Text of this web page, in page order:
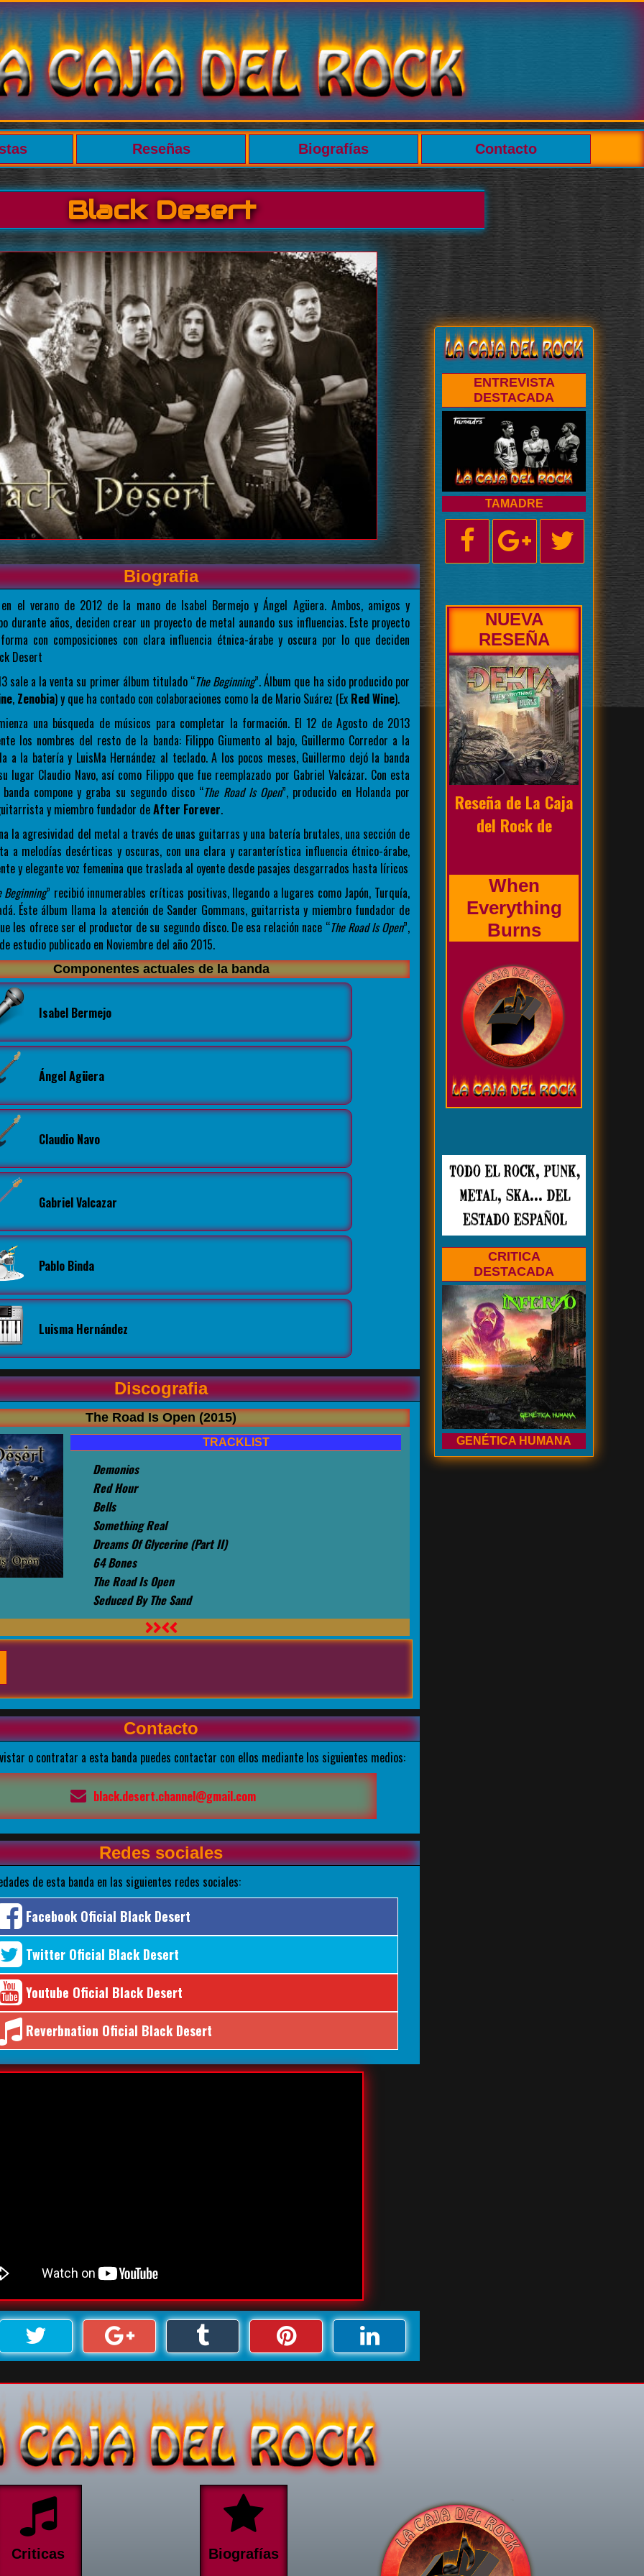
Reseñas Biografías Contacto
ENTREVISTA
DESTACADA
TAMADRE
NUEVA
BIOGRAFÍA
Biografía de la
banda
Prholapsus
CRITICA
DESTACADA
GENÉTICA HUMANA
Black Desert
Biografia
el verano de 2012 de la mano de Isabel Bermejo y Ángel Agüera. Ambos, amigos y
durante años, deciden crear un proyecto de metal aunando sus influencias. Este proyecto
con composiciones con clara influencia étnica-árabe y oscura por lo que deciden
Desert
sale a la venta su primer álbum titulado “The Beginning”. Álbum que ha sido producido por
, Zenobia) y que ha contado con colaboraciones como la de Mario Suárez (Ex Red Wine).
una búsqueda de músicos para completar la formación. El 12 de Agosto de 2013
los nombres del resto de la banda: Filippo Giumento al bajo, Guillermo Corredor a la
a la batería y LuisMa Hernández al teclado. A los pocos meses, Guillermo dejó la banda
lugar Claudio Navo, así como Filippo que fue reemplazado por Gabriel Valcázar. Con esta
compone y graba su segundo disco “The Road Is Open”, producido en Holanda por
y miembro fundador deAfter Forever.
la agresividad del metal a través de unas guitarras y una batería brutales, una sección de
a melodías desérticas y oscuras, con una clara y caranterística influencia étnico-árabe,
y elegante voz femenina que traslada al oyente desde pasajes desgarrados hasta líricos
Beginning” recibió innumerables críticas positivas, llegando a lugares como Japón, Turquía,
Éste álbum llama la atención de Sander Gommans, guitarrista y miembro fundador de
les ofrece ser el productor de su segundo disco. De esa relación nace “The Road Is Open”,
estudio publicado en Noviembre del año 2015.
Componentes actuales de la banda
Isabel Bermejo
Ángel Agüera
Claudio Navo
Gabriel Valcazar
Pablo Binda
Luisma Hernández
Discografia
The Road Is Open (2015)
TRACKLIST
Demonios
Red Hour
Bells
Something Real
Dreams Of Glycerine (Part II)
64 Bones
The Road Is Open
Seduced By The Sand
Contacto
o contratar a esta banda puedes contactar con ellos mediante los siguientes medios:
black.desert.channel@gmail.com
Redes sociales
de esta banda en las siguientes redes sociales:
Facebook Oficial Black Desert
Twitter Oficial Black Desert
Youtube Oficial Black Desert
Reverbnation Oficial Black Desert
Criticas Biografías